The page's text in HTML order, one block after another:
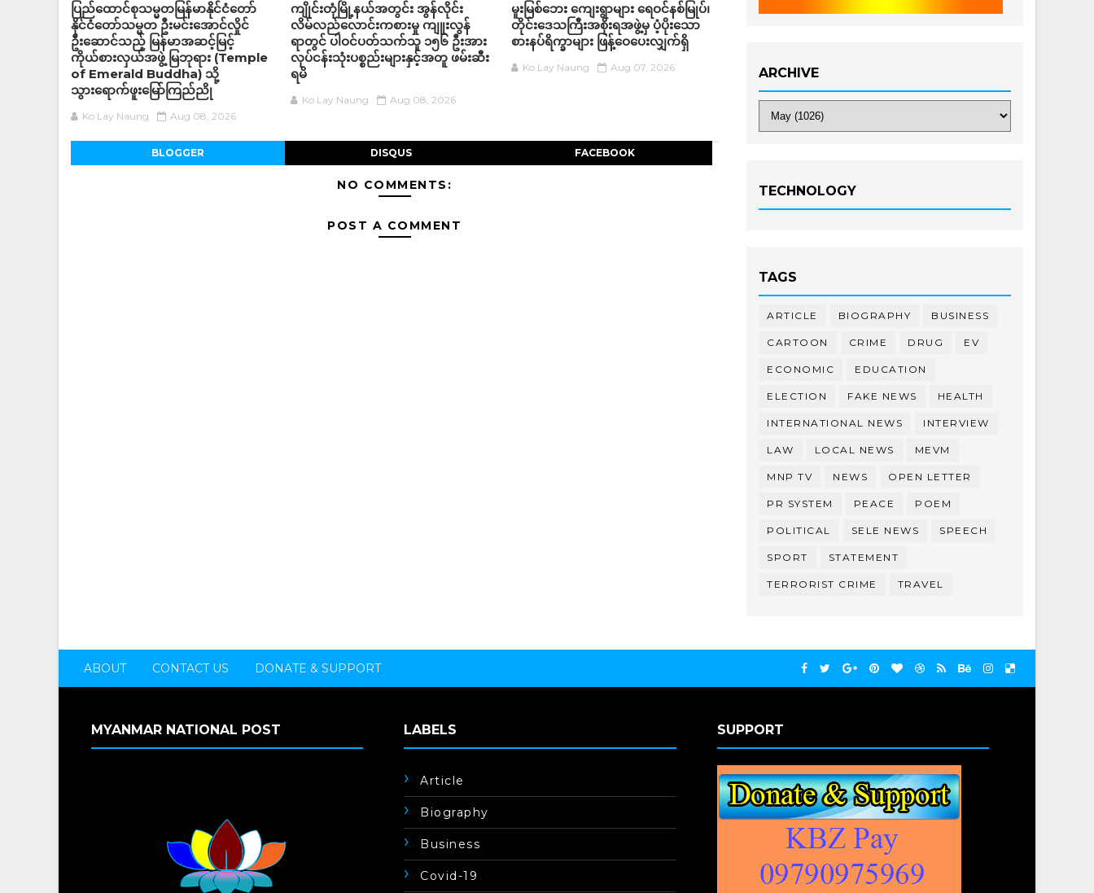
ပြည်ထောင်စုသမ္မတမြန်မာနိုင်ငံတော်
နိုင်ငံတော်သမ္မတ ဦးမင်းအောင်လှိုင်
ဦးဆောင်သည့် မြန်မာအဆင့်မြင့်
ကိုယ်စားလှယ်အဖွဲ့ မြဘုရား (Temple
of Emerald Buddha) သို့
သွားရောက်ဖူးမြော်ကြည်ညို
Ko Lay Naung Aug 08, 2026
ကျိုင်းတုံမြို့နယ်အတွင်း အွန်လိုင်း
လိမ်လည်လောင်းကစားမှု ကျူးလွန်
ရာတွင် ပါဝင်ပတ်သက်သူ ၁၅၆ ဦးအား
လုပ်ငန်းသုံးပစ္စည်းများနှင့်အတူ ဖမ်းဆီး
ရမိ
Ko Lay Naung Aug 08, 2026
မူးမြစ်ဘေး ကျေးရွာများ ရေဝင်နစ်မြုပ်၊
တိုင်းဒေသကြီးအစိုးရအဖွဲ့မှ ပံ့ပိုးသော
စားနပ်ရိက္ခာများ ဖြန့်ဝေပေးလျှက်ရှိ
Ko Lay Naung Aug 07, 2026
BLOGGER DISQUS FACEBOOK
NO COMMENTS:
POST A COMMENT
ARCHIVE
TECHNOLOGY
TAGS
ARTICLE BIOGRAPHY BUSINESS
CARTOON CRIME DRUG EV
ECONOMIC EDUCATION
ELECTION FAKE NEWS HEALTH
INTERNATIONAL NEWS INTERVIEW
LAW LOCAL NEWS MEVM
MNP TV NEWS OPEN LETTER
PR SYSTEM PEACE POEM
POLITICAL SELE NEWS SPEECH
SPORT STATEMENT
TERRORIST CRIME TRAVEL
ABOUT CONTACT US DONATE & SUPPORT
MYANMAR NATIONAL POST LABELS
Article
Biography
Business
Covid-19
SUPPORT